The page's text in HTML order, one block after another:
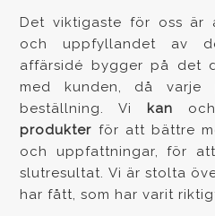
Det viktigaste för oss är
och uppfyllandet av
affärsidé bygger på det
med kunden, då varje
beställning. Vi
kan
produkter för att bättre
och uppfattningar, för
slutresultat. Vi är stolta
har fått, som har varit